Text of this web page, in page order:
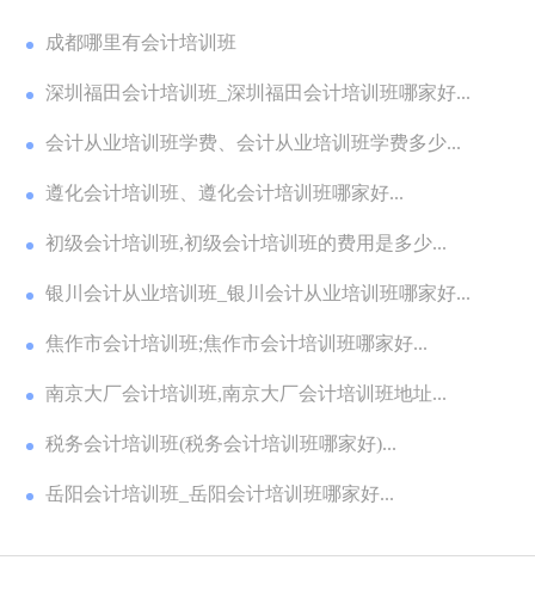
成都哪里有会计培训班
深圳福田会计培训班_深圳福田会计培训班哪家好...
会计从业培训班学费、会计从业培训班学费多少...
遵化会计培训班、遵化会计培训班哪家好...
初级会计培训班,初级会计培训班的费用是多少...
银川会计从业培训班_银川会计从业培训班哪家好...
焦作市会计培训班;焦作市会计培训班哪家好...
南京大厂会计培训班,南京大厂会计培训班地址...
税务会计培训班(税务会计培训班哪家好)...
岳阳会计培训班_岳阳会计培训班哪家好...